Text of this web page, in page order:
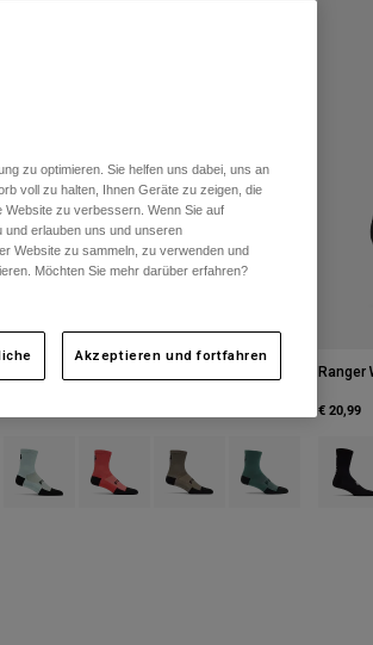
type of Schwarz.
Product swatch type of Frostblau.
Product swatch type of Neon-Pink.
Product swatch type of
Product swatch
Ranger
€ 20,99
zu optimieren. Sie helfen uns dabei, uns an
voll zu halten, Ihnen Geräte zu zeigen, die
zu verbessern. Wenn Sie auf
und erlauben uns und unseren
Website zu sammeln, zu verwenden und
Möchten Sie mehr darüber erfahren?
Akzeptieren und fortfahren